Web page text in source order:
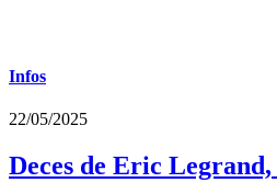
Infos
22/05/2025
Deces de Eric